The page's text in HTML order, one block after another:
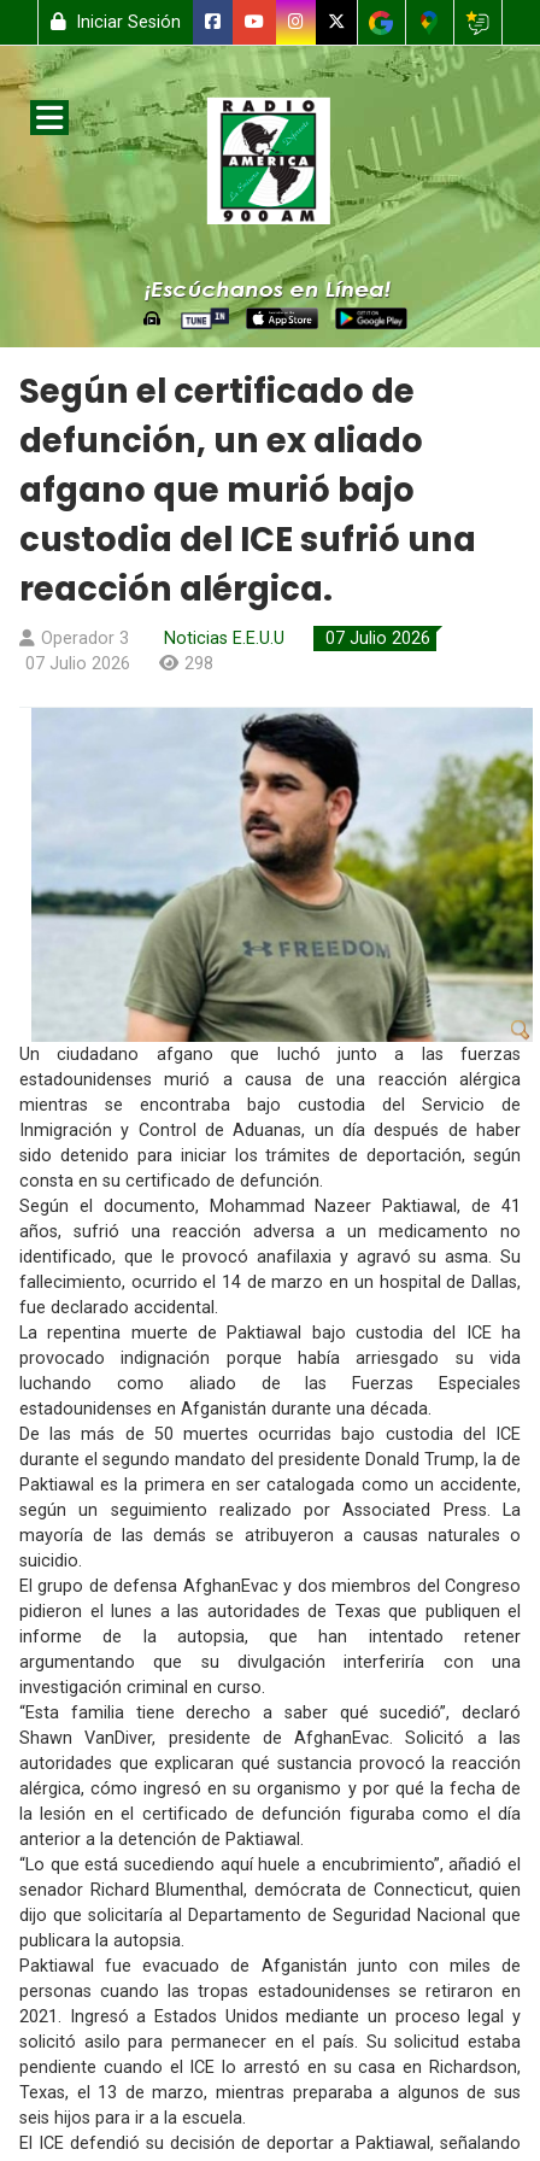
Iniciar Sesión
Según el certificado de
defunción, un ex aliado
afgano que murió bajo
custodia del ICE sufrió una
reacción alérgica.
Operador 3 Noticias E.E.U.U
07 Julio 2026
07 Julio 2026
298
Un ciudadano afgano que luchó junto a las fuerzas
estadounidenses murió a causa de una reacción alérgica
mientras se encontraba bajo custodia del Servicio de
Inmigración y Control de Aduanas, un día después de haber
sido detenido para iniciar los trámites de deportación, según
consta en su certificado de defunción.
Según el documento, Mohammad Nazeer Paktiawal, de 41
años, sufrió una reacción adversa a un medicamento no
identificado, que le provocó anafilaxia y agravó su asma. Su
fallecimiento, ocurrido el 14 de marzo en un hospital de Dallas,
fue declarado accidental.
La repentina muerte de Paktiawal bajo custodia del ICE ha
provocado indignación porque había arriesgado su vida
luchando como aliado de las Fuerzas Especiales
estadounidenses en Afganistán durante una década.
De las más de 50 muertes ocurridas bajo custodia del ICE
durante el segundo mandato del presidente Donald Trump, la de
Paktiawal es la primera en ser catalogada como un accidente,
según un seguimiento realizado por Associated Press. La
mayoría de las demás se atribuyeron a causas naturales o
suicidio.
El grupo de defensa AfghanEvac y dos miembros del Congreso
pidieron el lunes a las autoridades de Texas que publiquen el
informe de la autopsia, que han intentado retener
argumentando que su divulgación interferiría con una
investigación criminal en curso.
“Esta familia tiene derecho a saber qué sucedió”, declaró
Shawn VanDiver, presidente de AfghanEvac. Solicitó a las
autoridades que explicaran qué sustancia provocó la reacción
alérgica, cómo ingresó en su organismo y por qué la fecha de
la lesión en el certificado de defunción figuraba como el día
anterior a la detención de Paktiawal.
“Lo que está sucediendo aquí huele a encubrimiento”, añadió el
senador Richard Blumenthal, demócrata de Connecticut, quien
dijo que solicitaría al Departamento de Seguridad Nacional que
publicara la autopsia.
Paktiawal fue evacuado de Afganistán junto con miles de
personas cuando las tropas estadounidenses se retiraron en
2021. Ingresó a Estados Unidos mediante un proceso legal y
solicitó asilo para permanecer en el país. Su solicitud estaba
pendiente cuando el ICE lo arrestó en su casa en Richardson,
Texas, el 13 de marzo, mientras preparaba a algunos de sus
seis hijos para ir a la escuela.
El ICE defendió su decisión de deportar a Paktiawal, señalando